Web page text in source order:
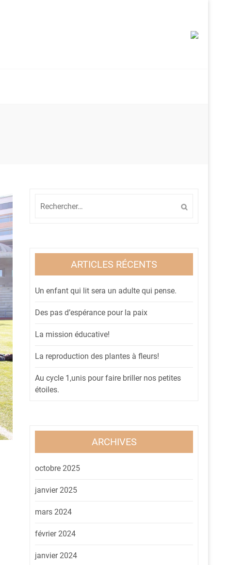
ARTICLES RÉCENTS
Un enfant qui lit sera un adulte qui pense.
Des pas d’espérance pour la paix
La mission éducative!
La reproduction des plantes à fleurs!
Au cycle 1,unis pour faire briller nos petites
étoiles.
ARCHIVES
octobre 2025
janvier 2025
mars 2024
février 2024
janvier 2024